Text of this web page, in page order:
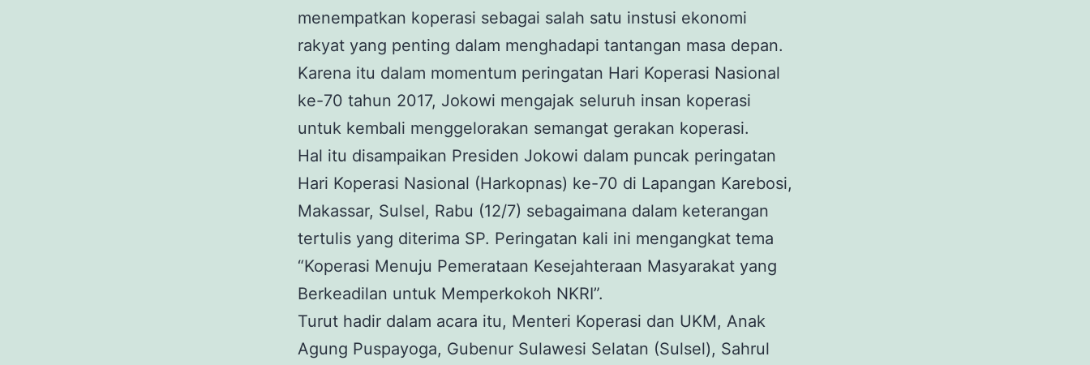
menempatkan koperasi sebagai salah satu instusi ekonomi
rakyat yang penting dalam menghadapi tantangan masa depan.
Karena itu dalam momentum peringatan Hari Koperasi Nasional
ke-70 tahun 2017, Jokowi mengajak seluruh insan koperasi
untuk kembali menggelorakan semangat gerakan koperasi.
Hal itu disampaikan Presiden Jokowi dalam puncak peringatan
Hari Koperasi Nasional (Harkopnas) ke-70 di Lapangan Karebosi,
Makassar, Sulsel, Rabu (12/7) sebagaimana dalam keterangan
tertulis yang diterima SP. Peringatan kali ini mengangkat tema
“Koperasi Menuju Pemerataan Kesejahteraan Masyarakat yang
Berkeadilan untuk Memperkokoh NKRI”.
Turut hadir dalam acara itu, Menteri Koperasi dan UKM, Anak
Agung Puspayoga, Gubenur Sulawesi Selatan (Sulsel), Sahrul